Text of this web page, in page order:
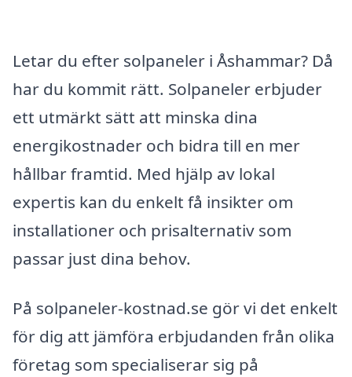
Letar du efter solpaneler i Åshammar? Då
har du kommit rätt. Solpaneler erbjuder
ett utmärkt sätt att minska dina
energikostnader och bidra till en mer
hållbar framtid. Med hjälp av lokal
expertis kan du enkelt få insikter om
installationer och prisalternativ som
passar just dina behov.
På solpaneler-kostnad.se gör vi det enkelt
för dig att jämföra erbjudanden från olika
företag som specialiserar sig på